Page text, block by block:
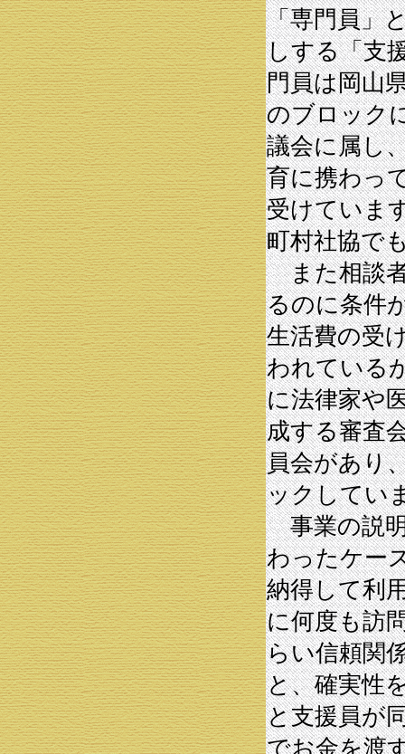
「専門員」
しする「支
門員は岡山
のブロック
議会に属し
育に携わっ
受けていま
町村社協で
また相談者
るのに条件
生活費の受
われている
に法律家や
成する審査
員会があり
ックしてい
事業の説明
わったケー
納得して利
に何度も訪
らい信頼関
と、確実性
と支援員が
でお金を渡